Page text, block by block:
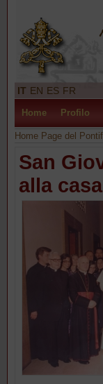
IT EN ES FR
Home Profilo
Home Page del
San
alla